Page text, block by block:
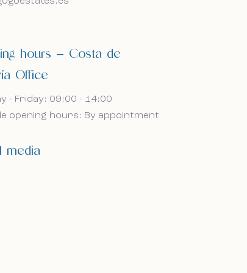
hours — Costa de
Office
- Friday: 09:00 - 14:00
opening hours: By appointment
media